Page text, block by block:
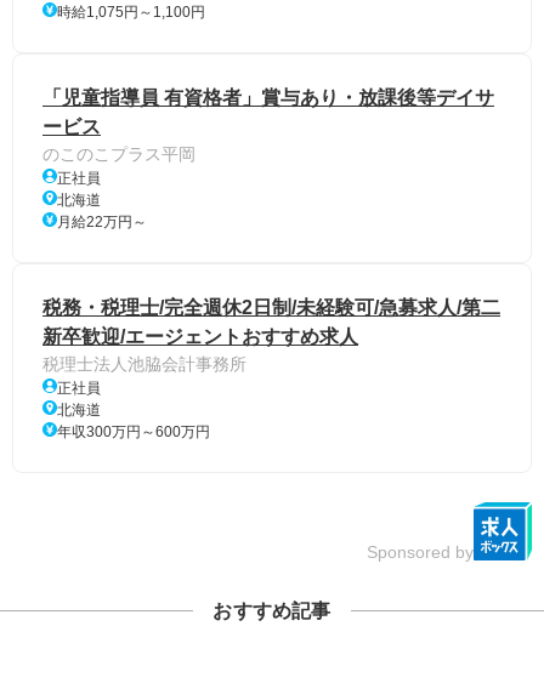
時給1,075円～1,100円
「児童指導員 有資格者」賞与あり・放課後等デイサ
ービス
のこのこプラス平岡
正社員
北海道
月給22万円～
税務・税理士/完全週休2日制/未経験可/急募求人/第二
新卒歓迎/エージェントおすすめ求人
税理士法人池脇会計事務所
正社員
北海道
年収300万円～600万円
Sponsored by
おすすめ記事